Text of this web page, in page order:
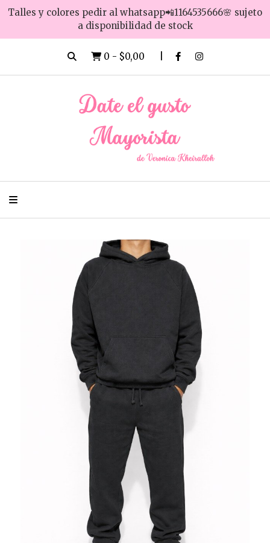
Talles y colores pedir al whatsapp📲1164535666🌸 sujeto
a disponibilidad de stock
0 - $0,00